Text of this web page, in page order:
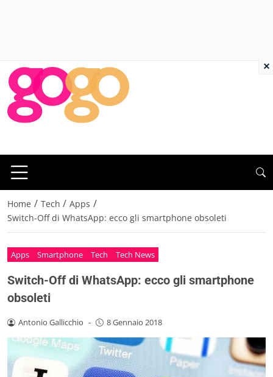
Home / Tech / Apps /
Switch-Off di WhatsApp: ecco gli smartphone obsoleti
Apps Smartphone Tech Tech News
Switch-Off di WhatsApp: ecco gli smartphone
obsoleti
Antonio Gallicchio - 8 Gennaio 2018
×